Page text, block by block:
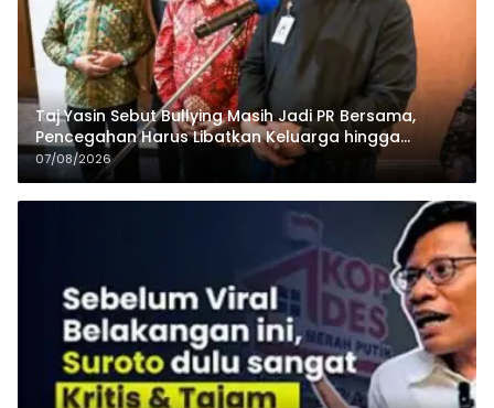
Taj Yasin Sebut Bullying Masih Jadi PR Bersama,
Pencegahan Harus Libatkan Keluarga hingga
Pesantren
07/08/2026